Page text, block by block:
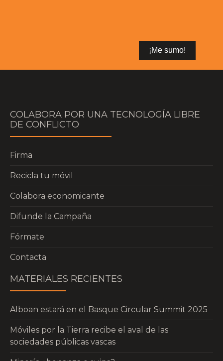
COLABORA POR UNA TECNOLOGÍA LIBRE
DE CONFLICTO
Firma
Recicla tu móvil
Colabora economicante
Difunde la Campaña
Fórmate
Contacta
MATERIALES RECIENTES
Alboan estará en el Basque Circular Summit 2025
Móviles por la Tierra recibe el aval de las
sociedades públicas vascas